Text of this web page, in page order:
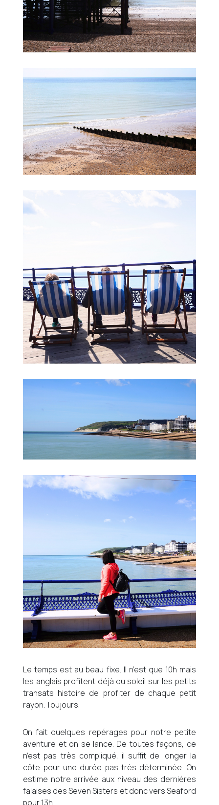
Le temps est au beau fixe. Il n’est que 10h mais
les anglais profitent déjà du soleil sur les petits
transats histoire de profiter de chaque petit
rayon. Toujours.
On fait quelques repérages pour notre petite
aventure et on se lance. De toutes façons, ce
n’est pas très compliqué, il suffit de longer la
côte pour une durée pas très déterminée. On
estime notre arrivée aux niveau des dernières
falaises des Seven Sisters et donc vers Seaford
pour 13h.